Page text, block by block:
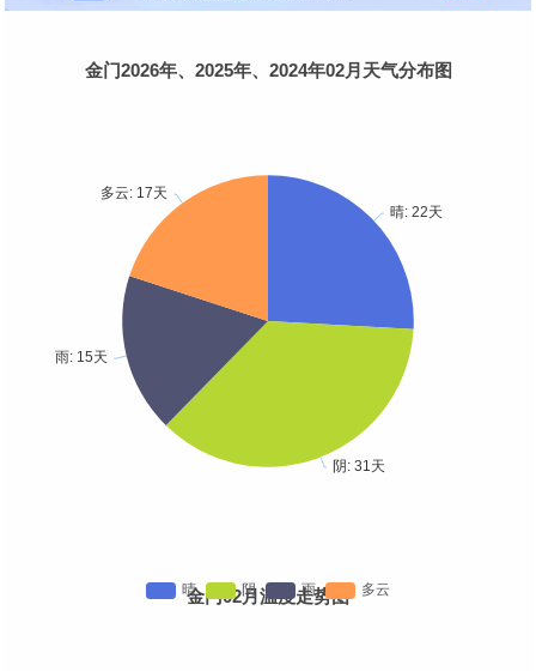
金门2026年、2025年、2024年02月天气分布图
金门02月温度走势图